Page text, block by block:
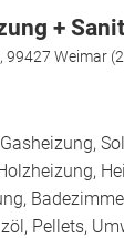
+
99427 Weimar
Pellets,